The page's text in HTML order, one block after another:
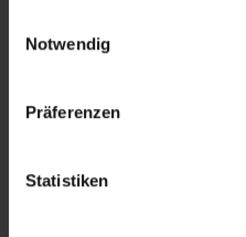
Notwendig
Präferenzen
Statistiken
- Design de profil
maximale depuis la